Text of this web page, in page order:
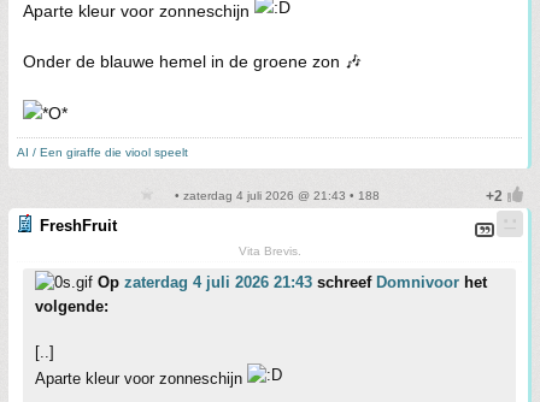
Aparte kleur voor zonneschijn
Onder de blauwe hemel in de groene zon 🎶
AI / Een giraffe die viool speelt
• zaterdag 4 juli 2026 @ 21:43 • 188
FreshFruit
Vita Brevis.
Op zaterdag 4 juli 2026 21:43 schreef Domnivoor het
volgende:
[..]
Aparte kleur voor zonneschijn